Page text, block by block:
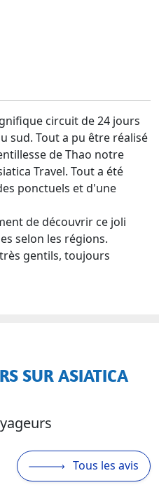
circuit de 24 jours
sud. Tout a pu être réalisé
de Thao notre
Travel. Tout a été
ponctuels et d'une
de découvrir ce joli
selon les régions.
gentils, toujours
Tous les avis